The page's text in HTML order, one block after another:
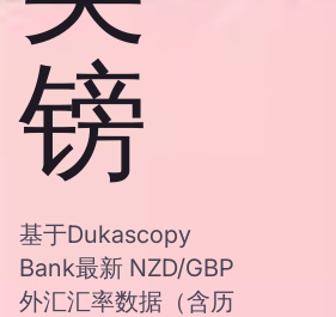
镑
基于Dukascopy
Bank最新 NZD/GBP
外汇汇率数据（含历